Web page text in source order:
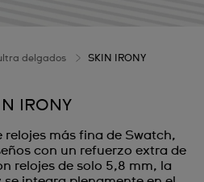
delgados SKIN IRONY
IRONY
relojes más fina de Swatch,
con un refuerzo extra de
relojes de solo 5,8 mm, la